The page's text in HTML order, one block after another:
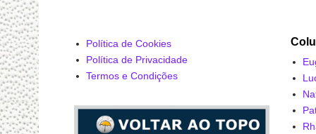
Política de Cookies
Política de Privacidade
Termos e Condições